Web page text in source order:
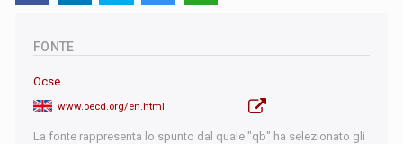
FONTE
Ocse
www.oecd.org/en.html
La fonte rappresenta lo spunto dal quale "qb" ha selezionato gli